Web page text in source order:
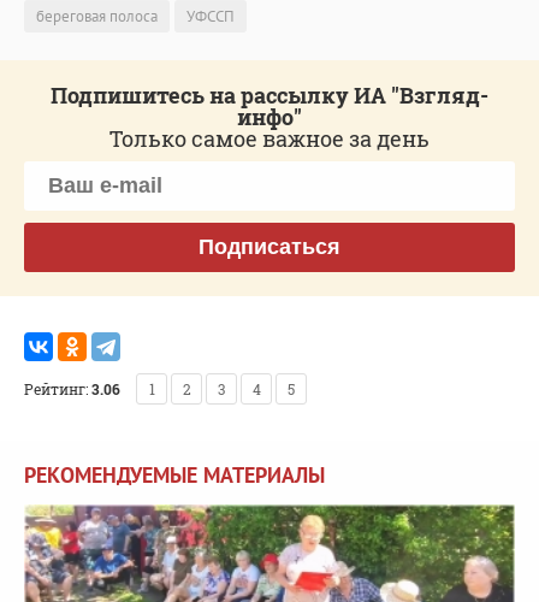
береговая полоса
УФССП
Подпишитесь на рассылку ИА "Взгляд-
инфо"
Только самое важное за день
Подписаться
Рейтинг:3.06 1 2 3 4 5
РЕКОМЕНДУЕМЫЕ МАТЕРИАЛЫ